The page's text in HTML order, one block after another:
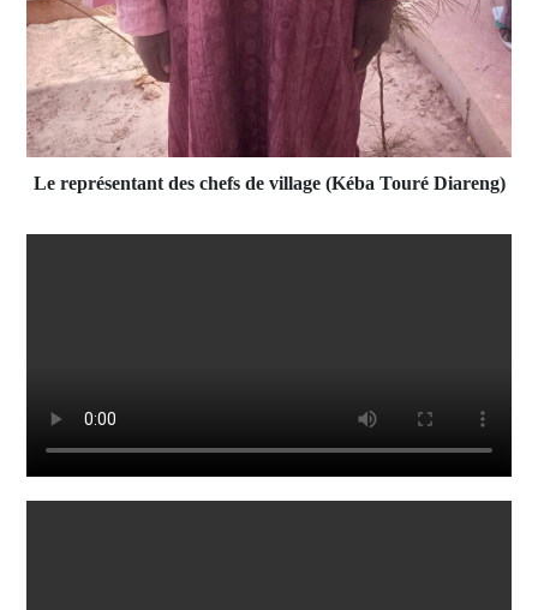
Le représentant des chefs de village (Kéba Touré Diareng)